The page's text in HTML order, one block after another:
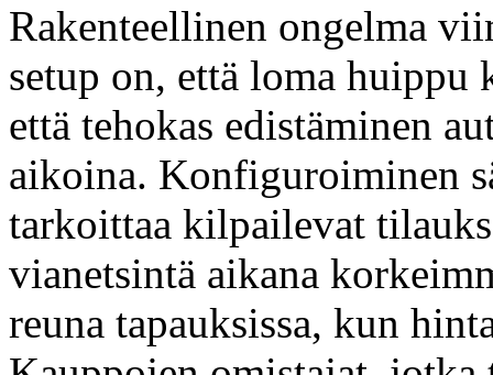
Rakenteellinen ongelma
setup on, että loma huippu
että tehokas edistäminen
aikoina. Konfiguroiminen
tarkoittaa kilpailevat
vianetsintä aikana
reuna tapauksissa, kun